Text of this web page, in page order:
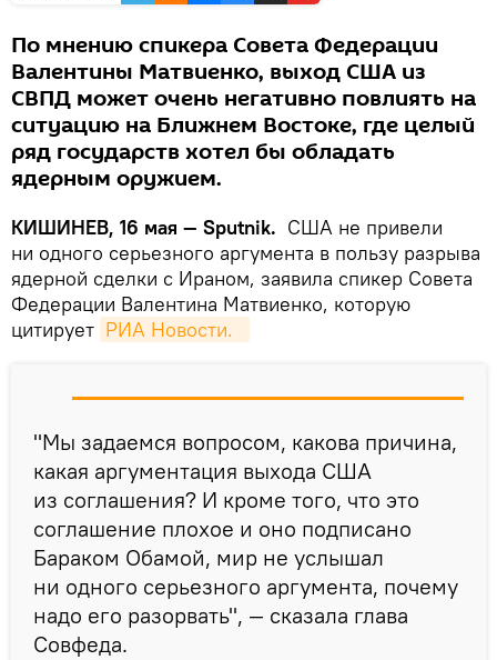
По мнению спикера Совета Федерации
Валентины Матвиенко, выход США из
СВПД может очень негативно повлиять на
ситуацию на Ближнем Востоке, где целый
ряд государств хотел бы обладать
ядерным оружием.
КИШИНЕВ, 16 мая — Sputnik. США не привели
ни одного серьезного аргумента в пользу разрыва
ядерной сделки с Ираном, заявила спикер Совета
Федерации Валентина Матвиенко, которую
цитирует РИА Новости.
"Мы задаемся вопросом, какова причина,
какая аргументация выхода США
из соглашения? И кроме того, что это
соглашение плохое и оно подписано
Бараком Обамой, мир не услышал
ни одного серьезного аргумента, почему
надо его разорвать", — сказала глава
Совфеда.